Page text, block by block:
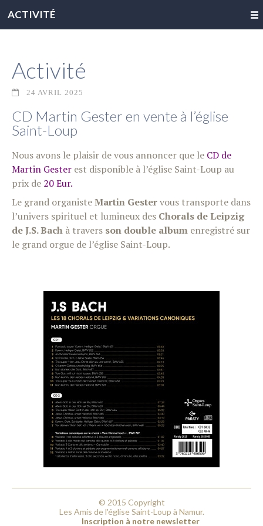
ACTIVITÉ
Activité
24 AVRIL 2025
CD Martin Gester en vente à l’église
Saint-Loup
Nous avons le plaisir de vous annoncer que le CD de
Martin Gester est disponible à l’église Saint-Loup au
prix de 20 Eur.
Le grand organisteMartin Gestervous transporte dans
l’univers spirituel et lumineux des Chorals de Leipzig
de J.S. Bach à travers son double album enregistré sur
le grand orgue de l’église Saint-Loup.
© 2015 Copyright
Les Amis de l'église Saint-Loup à Namur.
Inscription à notre newsletter